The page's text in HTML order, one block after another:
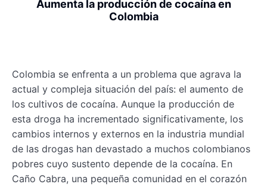
Aumenta la producción de cocaína en
Colombia
Colombia se enfrenta a un problema que agrava la
actual y compleja situación del país: el aumento de
los cultivos de cocaína. Aunque la producción de
esta droga ha incrementado significativamente, los
cambios internos y externos en la industria mundial
de las drogas han devastado a muchos colombianos
pobres cuyo sustento depende de la cocaína. En
Caño Cabra, una pequeña comunidad en el corazón